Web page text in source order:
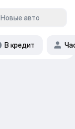
Новые авто
В кредит